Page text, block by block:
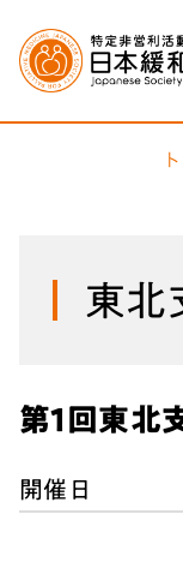
東北
第1回東
開催日